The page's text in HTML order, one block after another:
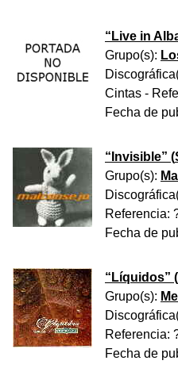
“ Live in
Grupo(s):
Cintas -
Fecha de
“ Invisible” (
Grupo(s):
Referencia:
Fecha de
“ Líquidos” (
Grupo(s):
Referencia:
Fecha de